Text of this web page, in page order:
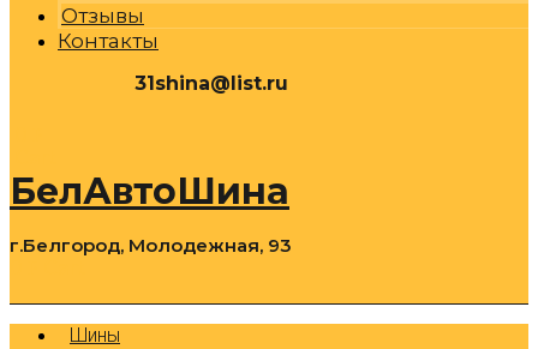
Отзывы
Контакты
31shina@list.ru
БелАвтоШина
г.Белгород, Молодежная, 93
Шины